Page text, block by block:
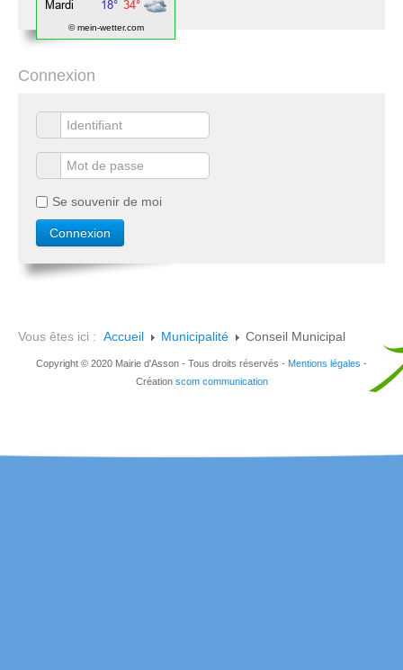
© mein-wetter.com
Connexion
Se souvenir de moi
Vous êtes ici : Accueil Municipalité Conseil Municipal
Copyright © 2020 Mairie d'Asson - Tous droits réservés - Mentions légales -
Création scom communication